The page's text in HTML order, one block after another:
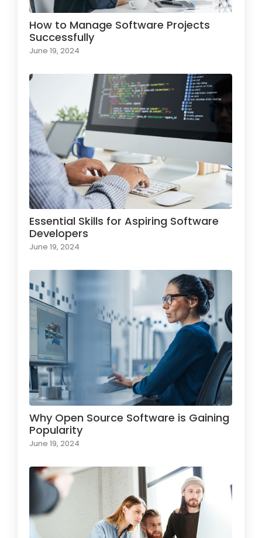
How to Manage Software Projects
Successfully
June 19, 2024
Essential Skills for Aspiring Software
Developers
June 19, 2024
Why Open Source Software is Gaining
Popularity
June 19, 2024